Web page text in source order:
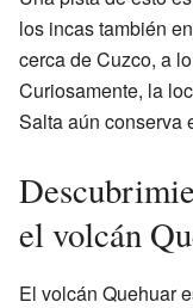
los incas también
cerca de Cuzco, a
Curiosamente, la
Salta aún conserva
el volcán
El volcán Quehuar